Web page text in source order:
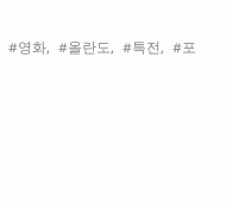
#영화, #올란도, #특전, #포